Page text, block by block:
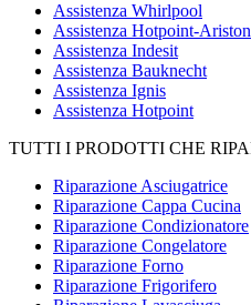
Assistenza Whirlpool
Assistenza Hotpoint-Ariston
Assistenza Indesit
Assistenza Bauknecht
Assistenza Ignis
Assistenza Hotpoint
TUTTI I PRODOTTI CHE
Riparazione Asciugatrice
Riparazione Cappa Cucina
Riparazione Condizionatore
Riparazione Congelatore
Riparazione Forno
Riparazione Frigorifero